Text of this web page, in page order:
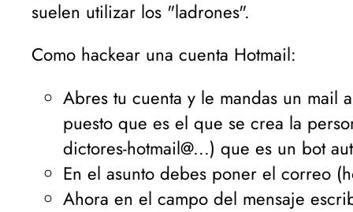
suelen utilizar los "ladrones".
Como hackear una cuenta Hotmail:
Abres tu cuenta y le mandas un mail
puesto que es el que se crea la
dictores-hotmail@...) que es un bot
En el asunto debes poner el correo
Ahora en el campo del mensaje